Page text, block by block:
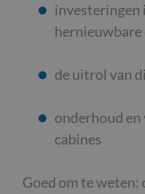
investeringen
hernieuwbare
de uitrol van
onderhoud en
cabines
Goed om te